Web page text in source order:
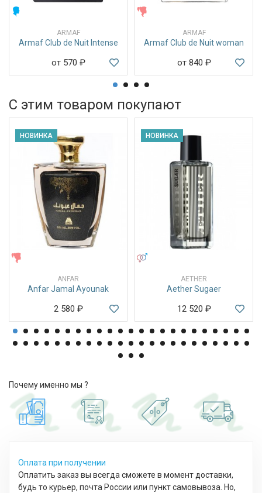
ARMAF
Armaf Club de Nuit Intense
от 570 ₽
ARMAF
Armaf Club de Nuit woman
от 840 ₽
С этим товаром покупают
НОВИНКА
ANFAR
Anfar Jamal Ayounak
2 580 ₽
НОВИНКА
AETHER
Aether Sugaer
12 520 ₽
Почему именно мы ?
Оплата при получении
Оплатить заказ вы всегда сможете в момент доставки,
будь то курьер, почта России или пункт самовывоза. Но,